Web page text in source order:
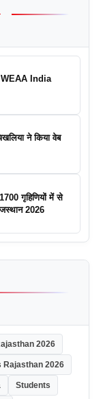
WEAA India
ने किया वेब
गृहिणियों में से
2026
2026
Rajasthan 2026
Students